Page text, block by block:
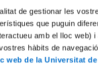
de gestionar les
que puguin
amb el lloc web) i
hàbits de
web de la Universitat de